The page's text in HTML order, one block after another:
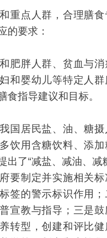
重点人群，合理膳食
的要求：
肥胖人群、贫血与
和婴幼儿等特定人群
食指导建议和目标。
国居民盐、油、糖摄
饮用含糖饮料、添
出了“减盐、减油、减
要制定并实施相关标
签的警示标识作用
宣教与指导；三是
转型，创建和评比健